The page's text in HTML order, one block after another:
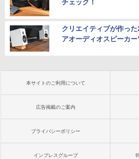
チェック！
クリエイティブが作っ
アオーディオスピーカー
本サイトのご利用について
広告掲載のご案内
プライバシーポリシー
インプレスグループ